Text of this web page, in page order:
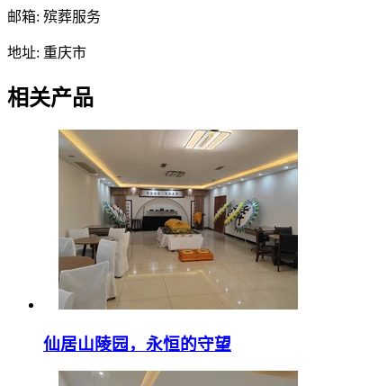
邮箱: 殡葬服务
地址: 重庆市
相关产品
仙居山陵园，永恒的守望